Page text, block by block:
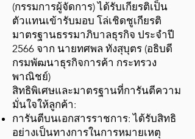
(กรรมการผู้จัดการ) ได้รับเกียรติเป็น
ตัวแทนเข้ารับมอบ โล่เชิดชูเกียรติ
มาตรฐานธรรมาภิบาลธุรกิจ ประจำปี
2566 จาก นายทศพล ทังสุบุตร (อธิบดี
กรมพัฒนาธุรกิจการค้า กระทรวง
พาณิชย์)
สิทธิพิเศษและมาตรฐานที่การันตีความ
มั่นใจให้ลูกค้า:
การันตีบนเอกสารราชการ: ได้รับสิทธิ
อย่างเป็นทางการในการหมายเหตุ